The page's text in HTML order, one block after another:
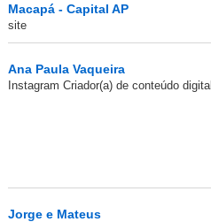
Macapá - Capital AP
site
Ana Paula Vaqueira
Instagram Criador(a) de conteúdo digital
Jorge e Mateus